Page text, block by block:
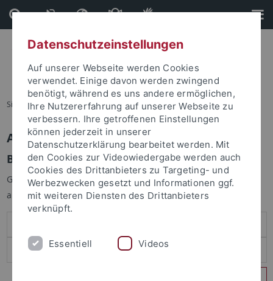
Direkt
zum
Inhalt
Direkt
zur
Fußleiste
Sie sind hier: Startseite
Anmelden
Benutzeranmeldung
Geben Sie Ihren Benutzernamen und Ihr Passwort an um sich
anzumelden:
Datenschutzeinstellungen
Auf unserer Webseite werden Cookies
verwendet. Einige davon werden zwingend
benötigt, während es uns andere ermöglichen,
Ihre Nutzererfahrung auf unserer Webseite zu
verbessern. Ihre getroffenen Einstellungen
können jederzeit in unserer
Datenschutzerklärung bearbeitet werden. Mit
den Cookies zur Videowiedergabe werden auch
Cookies des Drittanbieters zu Targeting- und
Werbezwecken gesetzt und Informationen ggf.
mit weiteren Diensten des Drittanbieters
verknüpft.
Essentiell Videos